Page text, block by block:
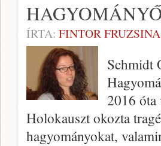
ÍRTA: FINTOR FRUZSINA
Schmidt
2016 óta
Holokauszt okozta
hagyományokat,